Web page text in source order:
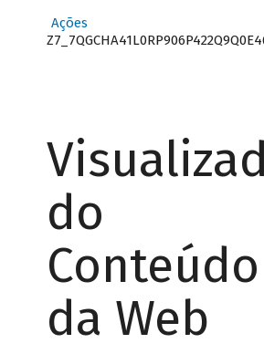
Ações
do
Conteúdo
da Web